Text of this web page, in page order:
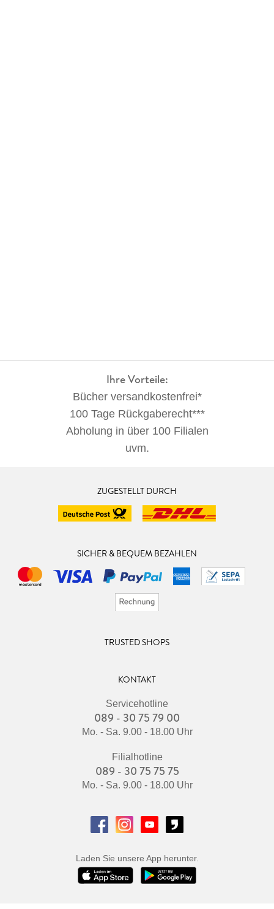
Ihre Vorteile:
Bücher versandkostenfrei*
100 Tage Rückgaberecht***
Abholung in über 100 Filialen
uvm.
ZUGESTELLT DURCH
SICHER & BEQUEM BEZAHLEN
TRUSTED SHOPS
KONTAKT
Servicehotline
089 - 30 75 79 00
Mo. - Sa. 9.00 - 18.00 Uhr
Filialhotline
089 - 30 75 75 75
Mo. - Sa. 9.00 - 18.00 Uhr
Laden Sie unsere App herunter.